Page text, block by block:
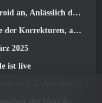
von Fortnite in den Play Store
Start von Mirage gearbeitet wird
2025
ist live
Todsünden: Origin-Start